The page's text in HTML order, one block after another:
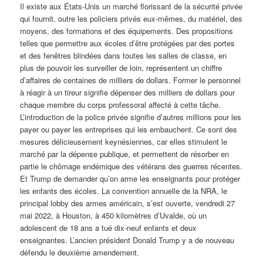
Il existe aux États-Unis un marché florissant de la sécurité privée
qui fournit, outre les policiers privés eux-mêmes, du matériel, des
moyens, des formations et des équipements. Des propositions
telles que permettre aux écoles d’être protégées par des portes
et des fenêtres blindées dans toutes les salles de classe, en
plus de pouvoir les surveiller de loin, représentent un chiffre
d’affaires de centaines de milliers de dollars. Former le personnel
à réagir à un tireur signifie dépenser des milliers de dollars pour
chaque membre du corps professoral affecté à cette tâche.
L’introduction de la police privée signifie d’autres millions pour les
payer ou payer les entreprises qui les embauchent. Ce sont des
mesures délicieusement keynésiennes, car elles stimulent le
marché par la dépense publique, et permettent de résorber en
partie le chômage endémique des vétérans des guerres récentes.
Et Trump de demander qu’on arme les enseignants pour protéger
les enfants des écoles. La convention annuelle de la NRA, le
principal lobby des armes américain, s’est ouverte, vendredi 27
mai 2022, à Houston, à 450 kilomètres d’Uvalde, où un
adolescent de 18 ans a tué dix-neuf enfants et deux
enseignantes. L’ancien président Donald Trump y a de nouveau
défendu le deuxième amendement.